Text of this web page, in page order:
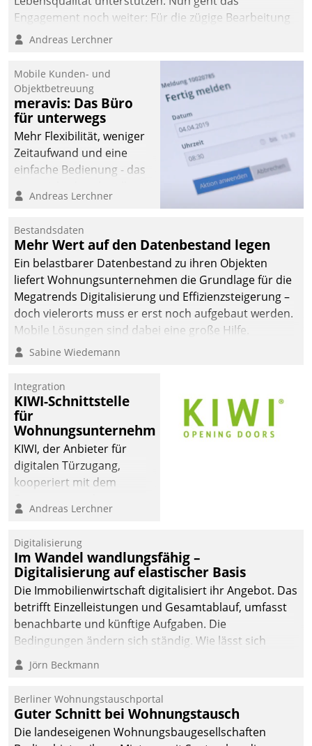
Engagement noch weiter: Für die zügige Bearbeitung
von Beschwerden – oder Lob – richtet das
und Beschwerde-Management einen eigenen Kanal
ein.
Andreas Lerchner
Mobile Kunden- und
Objektbetreuung
meravis: Das Büro
für unterwegs
Mehr Flexibilität, weniger
Zeitaufwand und eine
einfache Bedienung - das
Cockpit für mobile
Datatrain. Die meravis
Wohnungsbau- und
Immobilien GmbH hat
sich dabei für den Betrieb
der Lösung über die SAP
Cloud Platform
entschieden - als erstes
Unternehmen am
Andreas Lerchner
Bestandsdaten
Mehr Wert auf den Datenbestand legen
Ein belastbarer Datenbestand zu ihren Objekten
liefert Wohnungsunternehmen die Grundlage für die
Megatrends Digitalisierung und Effizienzsteigerung –
doch vielerorts muss er erst noch aufgebaut werden.
Mobile Lösungen sind dabei eine große Hilfe.
Sabine Wiedemann
Integration
KIWI-Schnittstelle
für
Wohnungsunternehmen
KIWI, der Anbieter für
digitalen Türzugang,
kooperiert mit dem
Softwareentwicklungshaus
Andreas Lerchner
Digitalisierung
Im Wandel wandlungsfähig –
Digitalisierung auf elastischer Basis
Die Immobilienwirtschaft digitalisiert ihr Angebot. Das
betrifft Einzelleistungen und Gesamtablauf, umfasst
benachbarte und künftige Aufgaben. Die
Bedingungen ändern sich ständig. Wie lässt sich
technisch die Kontrolle wahren und zugleich Freiraum
fürs Wachsen öffnen?
Jörn Beckmann
Berliner Wohnungstauschportal
Guter Schnitt bei Wohnungstausch
Die landeseigenen Wohnungsbaugesellschaften